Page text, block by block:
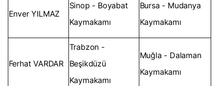
Enver YILMAZ
Sinop - Boyabat
Kaymakamı
Bursa - Mudanya
Kaymakamı
Ferhat VARDAR
Trabzon -
Beşikdüzü
Kaymakamı
Muğla - Dalaman
Kaymakamı